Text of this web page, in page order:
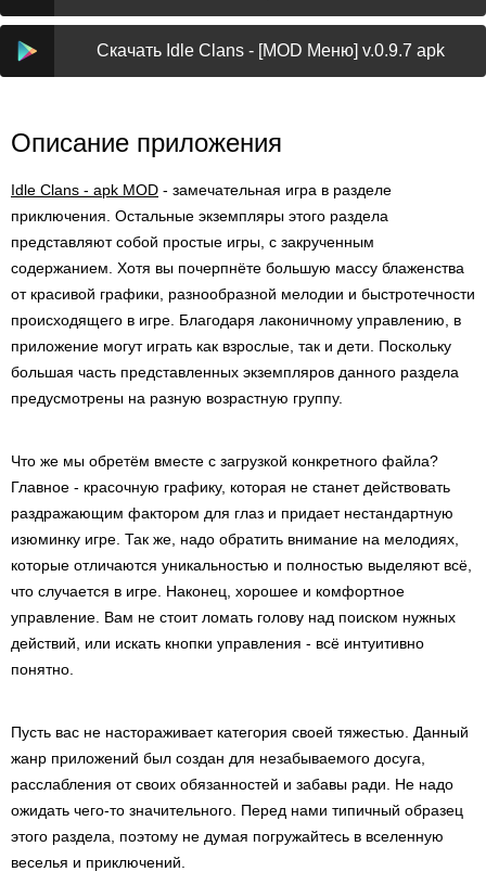
Скачать Idle Clans - [MOD Меню] v.0.9.7 apk
Описание приложения
Idle Clans - apk MOD - замечательная игра в разделе
приключения. Остальные экземпляры этого раздела
представляют собой простые игры, с закрученным
содержанием. Хотя вы почерпнёте большую массу блаженства
от красивой графики, разнообразной мелодии и быстротечности
происходящего в игре. Благодаря лаконичному управлению, в
приложение могут играть как взрослые, так и дети. Поскольку
большая часть представленных экземпляров данного раздела
предусмотрены на разную возрастную группу.
Что же мы обретём вместе с загрузкой конкретного файла?
Главное - красочную графику, которая не станет действовать
раздражающим фактором для глаз и придает нестандартную
изюминку игре. Так же, надо обратить внимание на мелодиях,
которые отличаются уникальностью и полностью выделяют всё,
что случается в игре. Наконец, хорошее и комфортное
управление. Вам не стоит ломать голову над поиском нужных
действий, или искать кнопки управления - всё интуитивно
понятно.
Пусть вас не настораживает категория своей тяжестью. Данный
жанр приложений был создан для незабываемого досуга,
расслабления от своих обязанностей и забавы ради. Не надо
ожидать чего-то значительного. Перед нами типичный образец
этого раздела, поэтому не думая погружайтесь в вселенную
веселья и приключений.